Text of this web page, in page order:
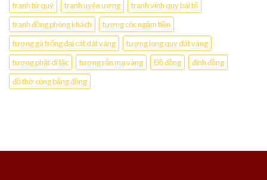
tranh tứ quý
tranh uyên ương
tranh vinh quy bái tổ
tranh đồng phòng khách
tượng cóc ngậm tiền
tượng gà trống đại cát dát vàng
tượng long quy dát vàng
tượng phật di lặc
tượng rắn mạ vàng Đồ đồng
đỉnh đồng
đồ thờ cúng bằng đồng